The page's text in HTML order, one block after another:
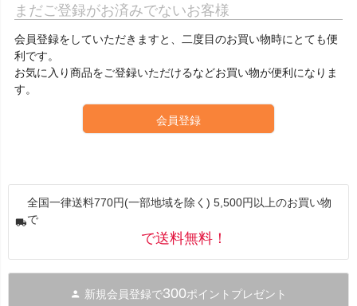
まだご登録がお済みでないお客様
会員登録をしていただきますと、二度目のお買い物時にとても便
利です。
お気に入り商品をご登録いただけるなどお買い物が便利になりま
す。
会員登録
全国一律送料770円(一部地域を除く) 5,500円以上のお買い物
で
で送料無料！
新規会員登録で300ポイントプレゼント